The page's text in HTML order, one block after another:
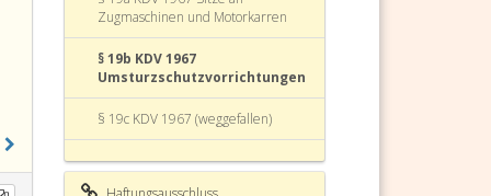
Zugmaschinen und Motorkarren
§ 19b KDV 1967
Umsturzschutzvorrichtungen
§ 19c KDV 1967 (weggefallen)
§ 19d KDV 1967